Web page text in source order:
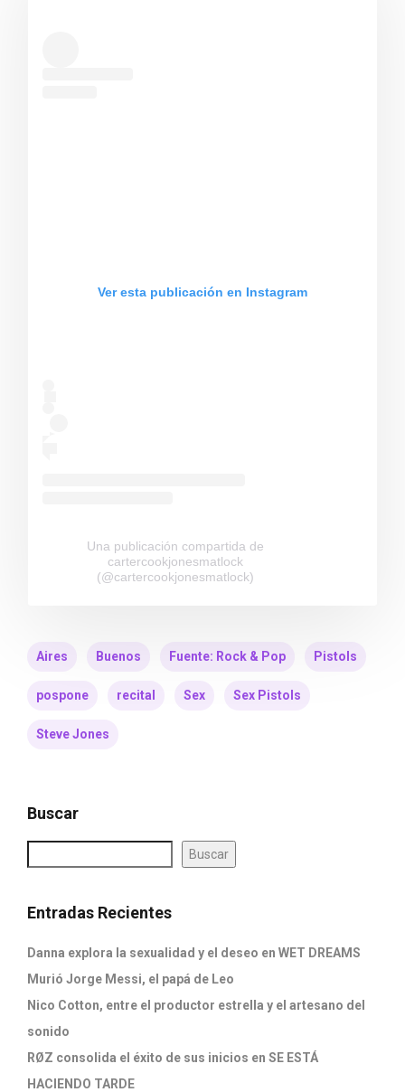
Ver esta publicación en Instagram
Una publicación compartida de
cartercookjonesmatlock
(@cartercookjonesmatlock)
Aires Buenos Fuente: Rock & Pop Pistols
pospone recital Sex Sex Pistols
Steve Jones
Buscar
Buscar
Entradas Recientes
Danna explora la sexualidad y el deseo en WET DREAMS
Murió Jorge Messi, el papá de Leo
Nico Cotton, entre el productor estrella y el artesano del
sonido
RØZ consolida el éxito de sus inicios en SE ESTÁ
HACIENDO TARDE